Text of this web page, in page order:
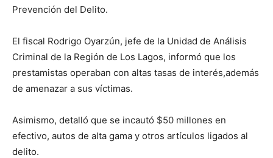
Prevención del Delito.
El fiscal Rodrigo Oyarzún, jefe de la Unidad de Análisis
Criminal de la Región de Los Lagos, informó que los
prestamistas operaban con altas tasas de interés,además
de amenazar a sus víctimas.
Asimismo, detalló que se incautó $50 millones en
efectivo, autos de alta gama y otros artículos ligados al
delito.